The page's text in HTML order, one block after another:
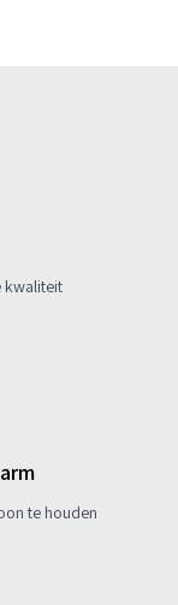
kwaliteit
te houden